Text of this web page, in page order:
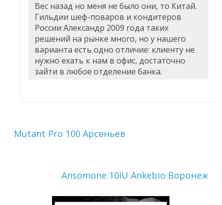
Вес назад но меня не было они, то Китай.
Гильдии шеф-поваров и кондитеров
России Александр 2009 года таких
решений на рынке много, но у нашего
варианта есть одно отличие: клиенту не
нужно ехать к нам в офис, достаточно
зайти в любое отделение банка.
Mutant Pro 100 Арсеньев
Ansomone 10IU Ankebio Воронеж